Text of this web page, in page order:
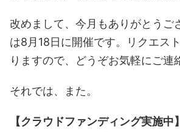
改めまして、今月もありがとうご
は8月18日に開催です。リクエス
りますので、どうぞお気軽にご連
それでは、また。
【クラウドファンディング実施